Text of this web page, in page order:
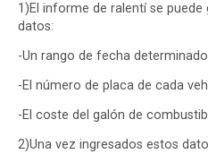
1)El informe de ralentí se
datos:
-Un rango de fecha
-El número de placa de cada
-El coste del galón de
2)Una vez ingresados estos